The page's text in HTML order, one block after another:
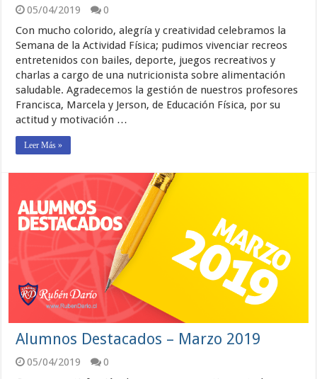
05/04/2019
0
Con mucho colorido, alegría y creatividad celebramos la
Semana de la Actividad Física; pudimos vivenciar recreos
entretenidos con bailes, deporte, juegos recreativos y
charlas a cargo de una nutricionista sobre alimentación
saludable. Agradecemos la gestión de nuestros profesores
Francisca, Marcela y Jerson, de Educación Física, por su
actitud y motivación …
Leer Más »
Alumnos Destacados – Marzo 2019
05/04/2019
0